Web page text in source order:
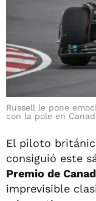
Russell le pone
con la pole en
El piloto
consiguió este
Premio de
imprevisible